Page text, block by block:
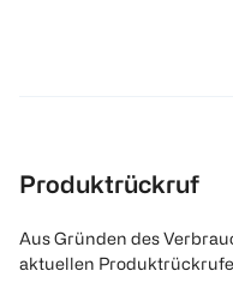
Produktrückruf
Aus Gründen des
aktuellen